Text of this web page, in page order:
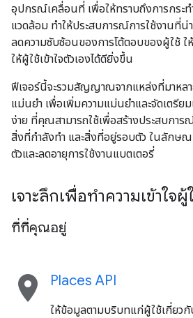
อุปกรณ์เคลื่อนที่ เพื่อให้ทราบถึงการกระทํ
แวดล้อม ทําให้ประสบการณ์การใช้งานที่น่
ลดความซับซ้อนของการโต้ตอบของผู้ใช้ ใ
ให้ผู้ใช้เข้าใจตัวเองได้ดียิ่งขึ้น
ฟีเจอร์นี้จะรวมสัญญาณจากแหล่งที่มาหล
แม่นยํา เพื่อเพิ่มความแม่นยําและจัดเตรี
ง่าย ที่คุณสามารถใช้เพื่อสร้างประสบกา
สิ่งที่กําลังทํา และสิ่งที่อยู่รอบตัว ในลักษณ
ตัวและลดอายุการใช้งานแบตเตอรี่
เจาะลึกเพื่อทำความเข้าใจผู้
ที่ที่คุณอยู่
location_on Places API
ให้ข้อมูลตามบริบทแก่ผู้ใช้เกี่ยวกั